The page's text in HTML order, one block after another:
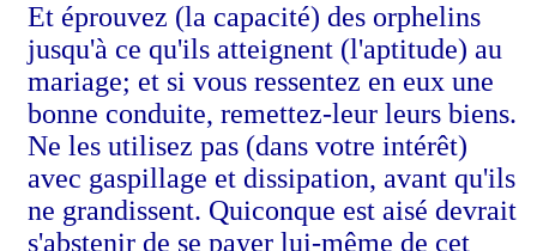
Et éprouvez (la capacité) des orphelins
jusqu'à ce qu'ils atteignent (l'aptitude) au
mariage; et si vous ressentez en eux une
bonne conduite, remettez-leur leurs biens.
Ne les utilisez pas (dans votre intérêt)
avec gaspillage et dissipation, avant qu'ils
ne grandissent. Quiconque est aisé devrait
s'abstenir de se payer lui-même de cet